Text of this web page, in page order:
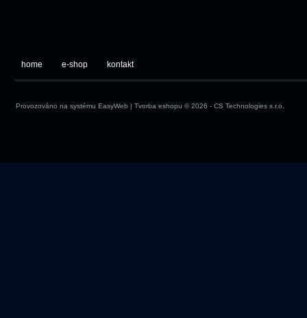
home e-shop kontakt
Provozováno na systému EasyWeb | Tvorba eshopu © 2026 - CS Technologies s.r.o.